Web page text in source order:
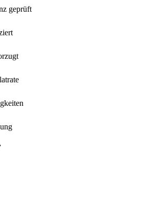
geprüft